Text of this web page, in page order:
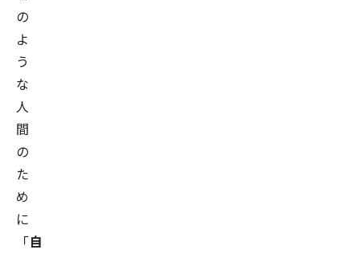
の
よ
う
な
人
間
の
た
め
に
「自